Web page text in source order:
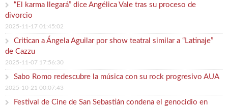
“El karma llegará” dice Angélica Vale tras su proceso de
divorcio
2025-11-17 01:45:02
Critican a Ángela Aguilar por show teatral similar a “Latinaje”
de Cazzu
2025-11-07 17:56:30
Sabo Romo redescubre la música con su rock progresivo AUA
2025-10-21 00:07:43
Festival de Cine de San Sebastián condena el genocidio en